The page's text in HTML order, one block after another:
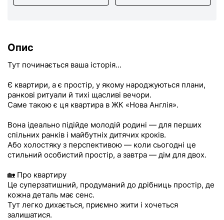
Опис
Тут починається ваша історія...
Є квартири, а є простір, у якому народжуються плани,
ранкові ритуали й тихі щасливі вечори.
Саме такою є ця квартира в ЖК «Нова Англія».
Вона ідеально підійде молодій родині — для перших
спільних ранків і майбутніх дитячих кроків.
Або холостяку з перспективою — коли сьогодні це
стильний особистий простір, а завтра — дім для двох.
🏡 Про квартиру
Це суперзатишний, продуманий до дрібниць простір, де
кожна деталь має сенс.
Тут легко дихається, приємно жити і хочеться
залишатися.